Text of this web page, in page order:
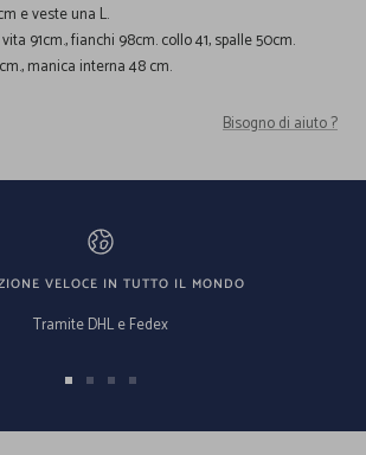
e veste una L.
91cm., fianchi 98cm. collo 41, spalle 50cm.
manica interna 48 cm.
Bisogno di aiuto ?
VELOCE IN TUTTO IL MONDO
Tramite DHL e Fedex
Vai Vai Vai Vai